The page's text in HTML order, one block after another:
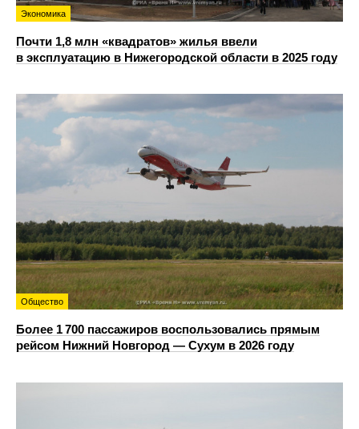
Экономика
Почти 1,8 млн «квадратов» жилья ввели
в эксплуатацию в Нижегородской области в 2025 году
Общество
Более 1 700 пассажиров воспользовались прямым
рейсом Нижний Новгород — Сухум в 2026 году